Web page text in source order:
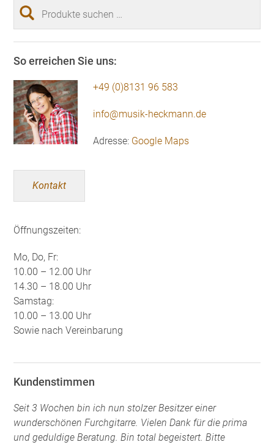
Suchen
nach:
So erreichen Sie uns:
+49 (0)8131 96 583
info@musik-heckmann.de
Adresse: Google Maps
Kontakt
Öffnungszeiten:
Mo, Do, Fr:
10.00 – 12.00 Uhr
14.30 – 18.00 Uhr
Samstag:
10.00 – 13.00 Uhr
Sowie nach Vereinbarung
Kundenstimmen
Seit 3 Wochen bin ich nun stolzer Besitzer einer
wunderschönen Furchgitarre. Vielen Dank für die prima
und geduldige Beratung. Bin total begeistert. Bitte